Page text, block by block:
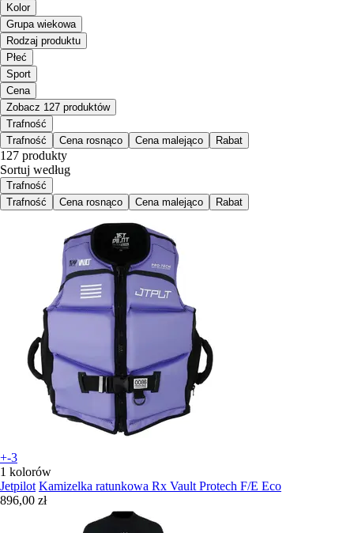
Kolor
Grupa wiekowa
Rodzaj produktu
Płeć
Sport
Cena
Zobacz 127 produktów
Trafność
Trafność
Cena rosnąco Cena malejąco Rabat
127 produkty
Sortuj według
Trafność
Trafność
Cena rosnąco Cena malejąco Rabat
+-3
1 kolorów
Jetpilot Kamizelka ratunkowa Rx Vault Protech F/E Eco
896,00 zł